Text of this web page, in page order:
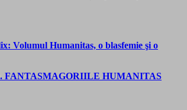
Volumul Humanitas, o blasfemie şi o
FANTASMAGORIILE HUMANITAS